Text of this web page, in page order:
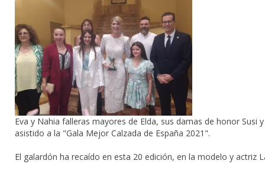
Eva y Nahia falleras mayores de Elda, sus damas de honor
asistido a la "Gala Mejor Calzada de España 2021".
El galardón ha recaído en esta 20 edición, en la modelo y actriz